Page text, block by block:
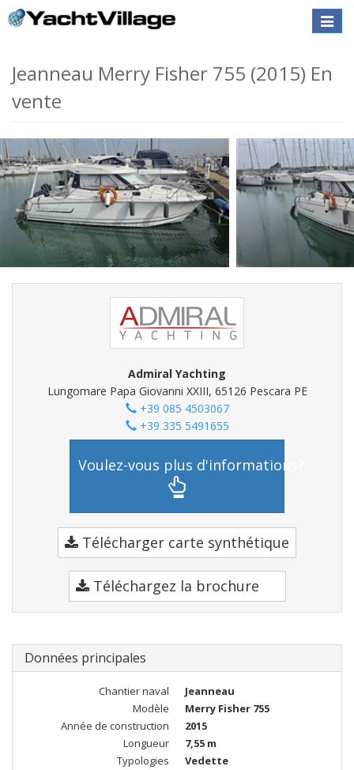
Toggle
Jeanneau Merry Fisher 755 (2015) En
vente
Admiral Yachting
Lungomare Papa Giovanni XXIII, 65126 Pescara PE
+39 085 4503067
+39 335 5491655
Voulez-vous plus d'informations?
Télécharger carte synthétique
Téléchargez la brochure
Données principales
Chantier naval
Jeanneau
Modèle
Merry Fisher 755
Année de construction
2015
Longueur
7,55 m
Typologies
Vedette